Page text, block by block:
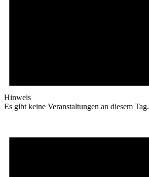
Hinweis
Es gibt keine Veranstaltungen an diesem Tag.